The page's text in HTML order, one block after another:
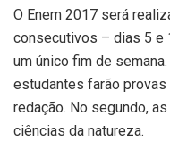
O Enem 2017 será
consecutivos – dias 5 e
um único fim de
estudantes farão provas
redação. No segundo,
ciências da natureza.